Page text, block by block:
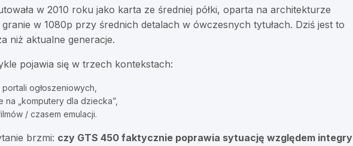
w 2010 roku jako karta ze średniej półki, oparta na architekturze
w 1080p przy średnich detalach w ówczesnych tytułach. Dziś jest to
niż aktualne generacje.
pojawia się w trzech kontekstach:
portali ogłoszeniowych,
„komputery dla dziecka”,
/ czasem emulacji.
brzmi: czy GTS 450 faktycznie poprawia sytuację względem integry